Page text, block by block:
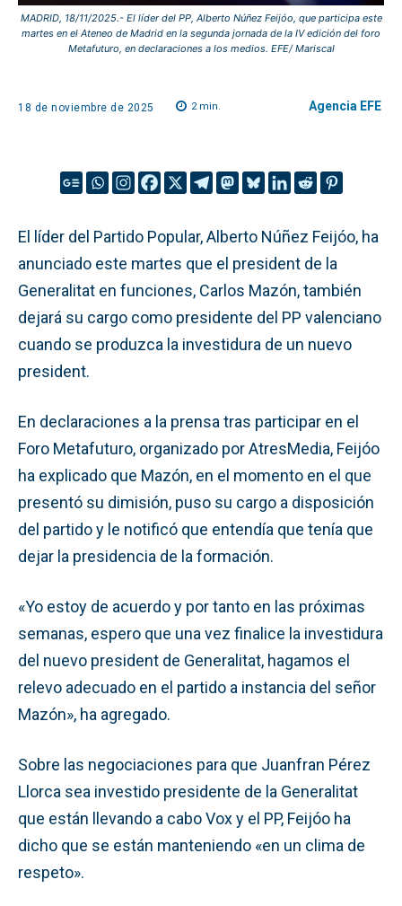
MADRID, 18/11/2025.- El líder del PP, Alberto Núñez Feijóo, que participa este
martes en el Ateneo de Madrid en la segunda jornada de la IV edición del foro
Metafuturo, en declaraciones a los medios. EFE/ Mariscal
18 de noviembre de 2025 2min. Agencia EFE
El líder del Partido Popular, Alberto Núñez Feijóo, ha
anunciado este martes que el president de la
Generalitat en funciones, Carlos Mazón, también
dejará su cargo como presidente del PP valenciano
cuando se produzca la investidura de un nuevo
president.
En declaraciones a la prensa tras participar en el
Foro Metafuturo, organizado por AtresMedia, Feijóo
ha explicado que Mazón, en el momento en el que
presentó su dimisión, puso su cargo a disposición
del partido y le notificó que entendía que tenía que
dejar la presidencia de la formación.
«Yo estoy de acuerdo y por tanto en las próximas
semanas, espero que una vez finalice la investidura
del nuevo president de Generalitat, hagamos el
relevo adecuado en el partido a instancia del señor
Mazón», ha agregado.
Sobre las negociaciones para que Juanfran Pérez
Llorca sea investido presidente de la Generalitat
que están llevando a cabo Vox y el PP, Feijóo ha
dicho que se están manteniendo «en un clima de
respeto».